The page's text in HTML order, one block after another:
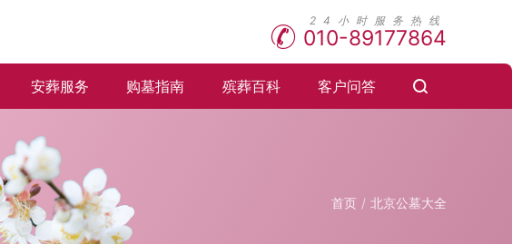
010-89177864
安葬服务 购墓指南 殡葬百科 客户问答
首页 北京公墓大全